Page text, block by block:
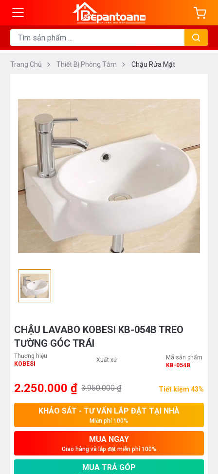
Trang Chủ Thiết Bị Phòng Tắm Chậu Rửa Mặt
CHẬU LAVABO KOBESI KB-054B TREO
TƯỜNG GÓC TRÁI
Thương hiệu
KOBESI
Xuất xứ
Mã sản phẩm
KB-054B
2.250.000 ₫ 3.950.000 ₫ Tiết kiệm 43%
KHẢO SÁT - TƯ VẤN LẮP ĐẶT TẠI NHÀ
Miễn phí 100%
MUA NGAY
Giao hàng và lắp đặt miễn phí 100%
MUA TRẢ GÓP